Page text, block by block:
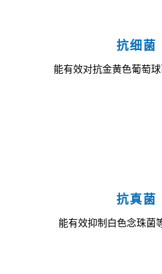
抗细菌
能有效对抗金黄色葡萄
抗真菌
能有效抑制白色念珠菌